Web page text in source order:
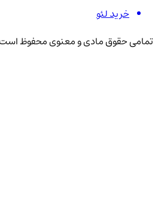
خرید لئو
تمامی حقوق مادی و معنوی محفوظ است.